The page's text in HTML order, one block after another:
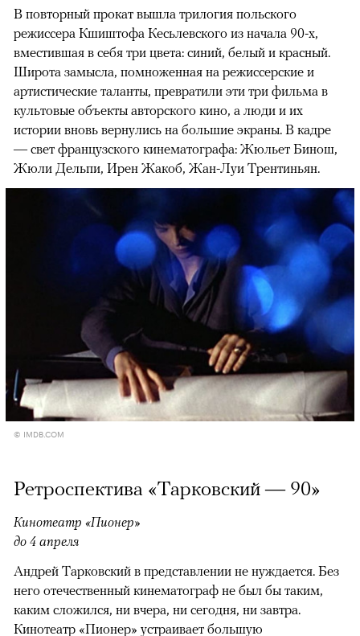
В повторный прокат вышла трилогия польского
режиссера Кшиштофа Кесьлевского из начала 90-х,
вместившая в себя три цвета: синий, белый и красный.
Широта замысла, помноженная на режиссерские и
артистические таланты, превратили эти три фильма в
культовые объекты авторского кино, а люди и их
истории вновь вернулись на большие экраны. В кадре
— свет французского кинематографа: Жюльет Бинош,
Жюли Дельпи, Ирен Жакоб, Жан-Луи Трентиньян.
© IMDB.COM
Ретроспектива «Тарковский — 90»
Кинотеатр «Пионер»
до 4 апреля
Андрей Тарковский в представлении не нуждается. Без
него отечественный кинематограф не был бы таким,
каким сложился, ни вчера, ни сегодня, ни завтра.
Кинотеатр «Пионер» устраивает большую